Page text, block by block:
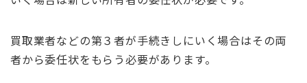
買取業者などの第３者が手続きしにいく場合はその両
者から委任状をもらう必要があります。